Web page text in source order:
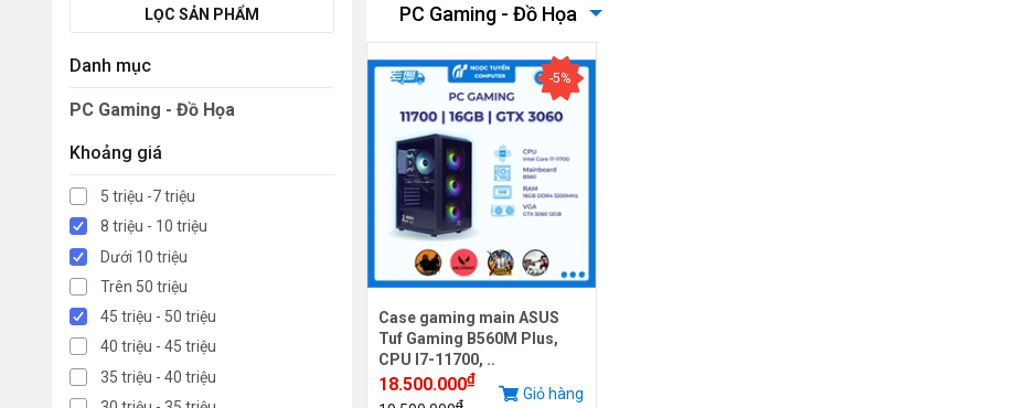
LỌC SẢN PHẨM
Danh mục
PC Gaming - Đồ Họa
Khoảng giá
5 triệu -7 triệu
8 triệu - 10 triệu
Dưới 10 triệu
Trên 50 triệu
45 triệu - 50 triệu
40 triệu - 45 triệu
35 triệu - 40 triệu
PC Gaming - Đồ Họa
-5%
Case gaming main ASUS
Tuf Gaming B560M Plus,
CPU I7-11700, ..
18.500.000₫
₫
Giỏ hàng